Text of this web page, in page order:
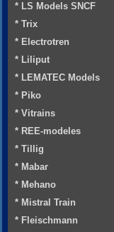
* LS Models SNCF
* Trix
* Electrotren
* Liliput
* LEMATEC Models
* Piko
* Vitrains
* REE-modeles
* Tillig
* Mabar
* Mehano
* Mistral Train
* Fleischmann